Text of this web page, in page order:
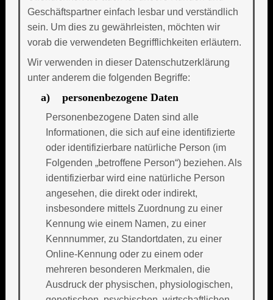
Geschäftspartner einfach lesbar und verständlich
sein. Um dies zu gewährleisten, möchten wir
vorab die verwendeten Begrifflichkeiten erläutern.
Wir verwenden in dieser Datenschutzerklärung
unter anderem die folgenden Begriffe:
a) personenbezogene Daten
Personenbezogene Daten sind alle
Informationen, die sich auf eine identifizierte
oder identifizierbare natürliche Person (im
Folgenden „betroffene Person“) beziehen. Als
identifizierbar wird eine natürliche Person
angesehen, die direkt oder indirekt,
insbesondere mittels Zuordnung zu einer
Kennung wie einem Namen, zu einer
Kennnummer, zu Standortdaten, zu einer
Online-Kennung oder zu einem oder
mehreren besonderen Merkmalen, die
Ausdruck der physischen, physiologischen,